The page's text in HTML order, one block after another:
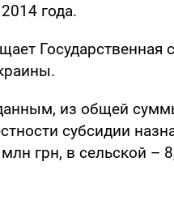
года.
Государственная
из общей
субсидии
грн, в сельской –